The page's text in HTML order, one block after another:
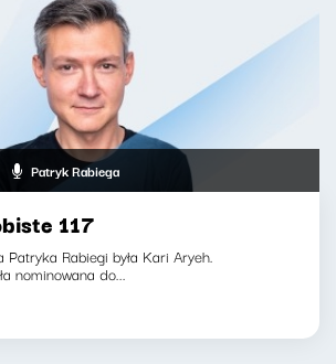
Patryk Rabiega
117
Rabiegi była Kari Aryeh.
nominowana do...